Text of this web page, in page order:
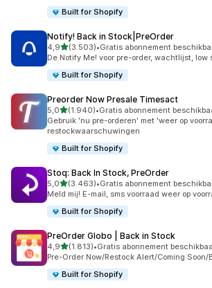
Built for Shopify
Notify! Back in Stock|PreOrder
4,9van 5 sterren
(3.503)
3503 recensies in totaal
•Gratis abonnement
De Notify Me! voor pre-order, wachtlijst, low
Built for Shopify
Preorder Now Presale Timesact
5,0van 5 sterren
(1.940)
1940 recensies in totaal
•Gratis abonnement
Gebruik 'nu pre-orderen' met 'weer op
restockwaarschuwingen
Built for Shopify
Stoq: Back In Stock, PreOrder
5,0van 5 sterren
(3.463)
3463 recensies in totaal
•Gratis abonnement
Meld mij! E-mail, sms voorraad weer op
Built for Shopify
PreOrder Globo | Back in Stock
4,9van 5 sterren
(1.813)
1813 recensies in totaal
•Gratis abonnement
Pre-Order Now/Restock Alert/Coming
Built for Shopify